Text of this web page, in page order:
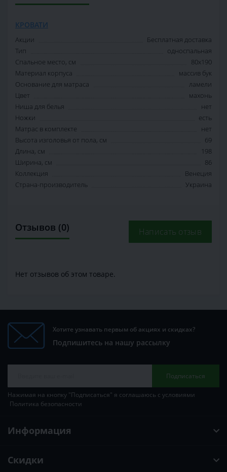
КРОВАТИ
Акции
Бесплатная доставка
Тип
односпальная
Спальное место, см
80х190
Материал корпуса
массив бук
Основание для матраса
ламели
Цвет
махонь
Ниша для белья
нет
Ножки
есть
Матрас в комплекте
нет
Высота изголовья от пола, см
69
Длина, см
198
Ширина, см
86
Коллекция
Венеция
Страна-производитель
Украина
Отзывов (0) Написать отзыв
Нет отзывов об этом товаре.
Хотите узнавать первым об акциях и скидках?
Подпишитесь на нашу рассылку
Подписаться
Нажимая на кнопку "Подписаться" я соглашаюсь с условиями
Политика безопасности
Информация
Скидки